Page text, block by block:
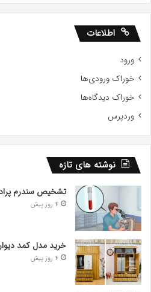
اطلاعات
ورود
خوراک ورودی‌ها
خوراک دیدگاه‌ها
وردپرس
نوشته های تازه
تشخیص سندرم
4 روز پیش
خرید مدل کمد
4 روز پیش